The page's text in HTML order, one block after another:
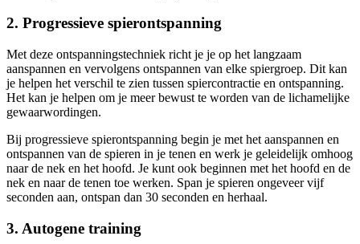
2. Progressieve spierontspanning
Met deze ontspanningstechniek richt je je op het langzaam
aanspannen en vervolgens ontspannen van elke spiergroep. Dit kan
je helpen het verschil te zien tussen spiercontractie en ontspanning.
Het kan je helpen om je meer bewust te worden van de lichamelijke
gewaarwordingen.
Bij progressieve spierontspanning begin je met het aanspannen en
ontspannen van de spieren in je tenen en werk je geleidelijk omhoog
naar de nek en het hoofd. Je kunt ook beginnen met het hoofd en de
nek en naar de tenen toe werken. Span je spieren ongeveer vijf
seconden aan, ontspan dan 30 seconden en herhaal.
3. Autogene training